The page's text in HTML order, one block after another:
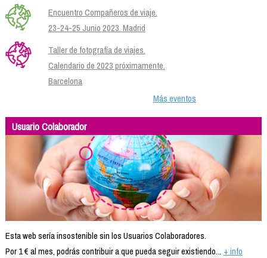
Encuentro Compañeros de viaje.
23-24-25 Junio 2023. Madrid
Taller de fotografía de viajes.
Calendario de 2023 próximamente.
Barcelona
Más eventos
Usuario Colaborador
Esta web sería insostenible sin los Usuarios Colaboradores.
Por 1 € al mes, podrás contribuir a que pueda seguir existiendo... + info